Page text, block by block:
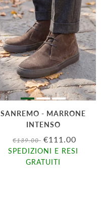
SANREMO - MARRONE
INTENSO
€139.00 €111.00
SPEDIZIONI E RESI
GRATUITI